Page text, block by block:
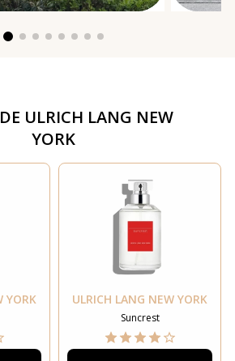
ULRICH LANG NEW
YORK
YORK ULRICH LANG NEW YORK
Suncrest